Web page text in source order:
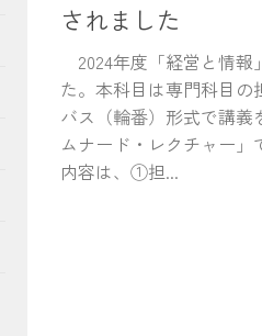
されました
2024年度「経営と情報
た。本科目は専門科目の
バス（輪番）形式で講義
ムナード・レクチャー
内容は、①担...